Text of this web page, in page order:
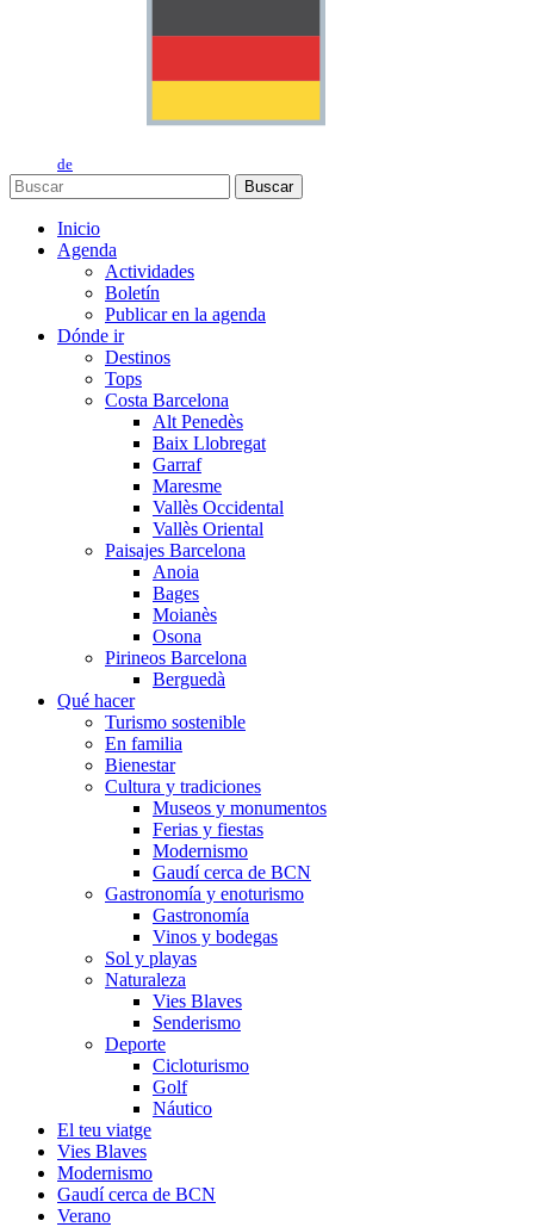
de
Buscar
Inicio
Agenda
Actividades
Boletín
Publicar en la agenda
Dónde ir
Destinos
Tops
Costa Barcelona
Alt Penedès
Baix Llobregat
Garraf
Maresme
Vallès Occidental
Vallès Oriental
Paisajes Barcelona
Anoia
Bages
Moianès
Osona
Pirineos Barcelona
Berguedà
Qué hacer
Turismo sostenible
En familia
Bienestar
Cultura y tradiciones
Museos y monumentos
Ferias y fiestas
Modernismo
Gaudí cerca de BCN
Gastronomía y enoturismo
Gastronomía
Vinos y bodegas
Sol y playas
Naturaleza
Vies Blaves
Senderismo
Deporte
Cicloturismo
Golf
Náutico
El teu viatge
Vies Blaves
Modernismo
Gaudí cerca de BCN
Verano